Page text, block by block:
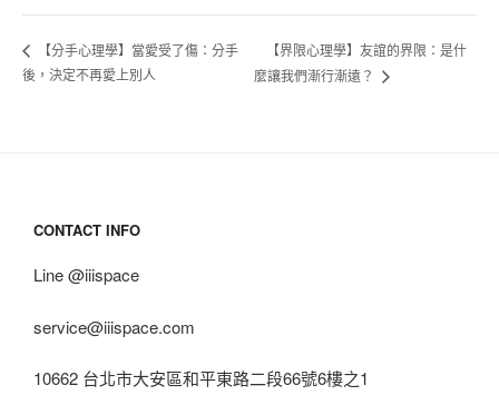
【分手心理學】當愛受了傷：分手
後，決定不再愛上別人
【界限心理學】友誼的界限：是什
麼讓我們漸行漸遠？
CONTACT INFO
Line @iiispace
service@iiispace.com
10662 台北市大安區和平東路二段66號6樓之1